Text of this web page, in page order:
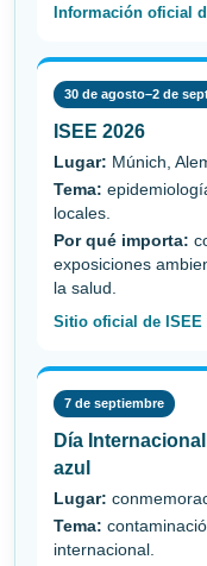
Información oficial
30 de agosto–2 de
ISEE 2026
Lugar: Múnich,
Tema:
locales.
Por qué importa:
exposiciones
la salud.
Sitio oficial de ISEE
7 de septiembre
Día
azul
Lugar:
Tema:
internacional.